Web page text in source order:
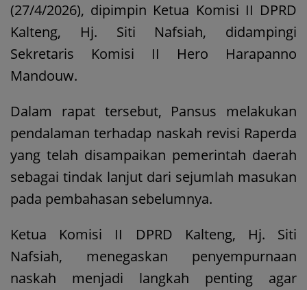
(27/4/2026), dipimpin Ketua Komisi II DPRD
Kalteng, Hj. Siti Nafsiah, didampingi
Sekretaris Komisi II Hero Harapanno
Mandouw.
Dalam rapat tersebut, Pansus melakukan
pendalaman terhadap naskah revisi Raperda
yang telah disampaikan pemerintah daerah
sebagai tindak lanjut dari sejumlah masukan
pada pembahasan sebelumnya.
Ketua Komisi II DPRD Kalteng, Hj. Siti
Nafsiah, menegaskan penyempurnaan
naskah menjadi langkah penting agar